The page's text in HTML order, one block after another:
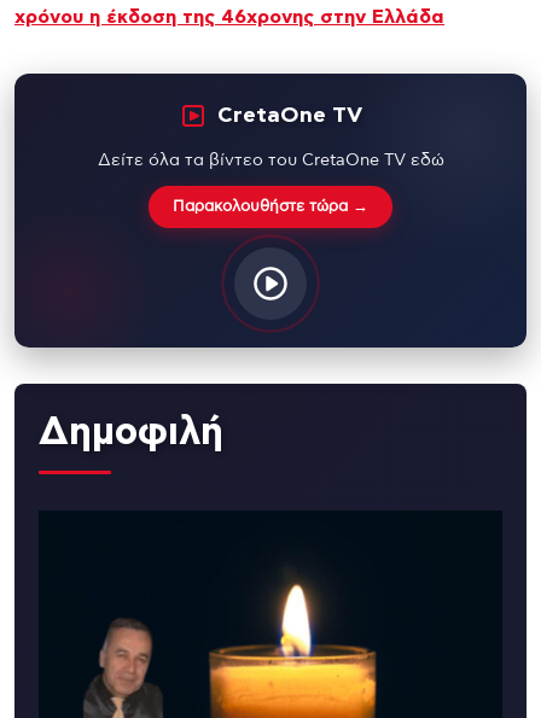
χρόνου η έκδοση της 46χρονης στην Ελλάδα
CretaOne TV
Δείτε όλα τα βίντεο του CretaOne TV εδώ
Παρακολουθήστε τώρα →
Δημοφιλή